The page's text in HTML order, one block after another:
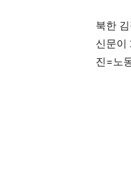
북한
신문이
진=노